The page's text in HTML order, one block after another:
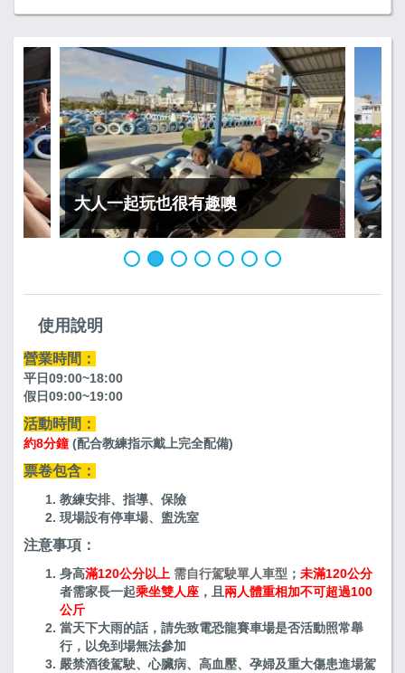
大人一起玩也很有趣噢
使用說明
營業時間：
平日09:00~18:00
假日09:00~19:00
活動時間：
約8分鐘 (配合教練指示戴上完全配備)
票卷包含：
教練安排、指導、保險
現場設有停車場、盥洗室
注意事項：
身高滿120公分以上 需自行駕駛單人車型 ； 未滿120公分
者需家長一起乘坐雙人座 ，且 兩人體重相加不可超過100
公斤
當天下大雨的話，請先致電恐龍賽車場是否活動照常舉
行，以免到場無法參加
嚴禁酒後駕駛、心臟病、高血壓、孕婦及重大傷患進場駕